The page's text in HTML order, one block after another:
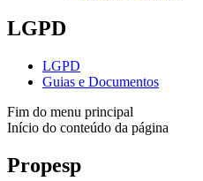
LGPD
LGPD
Guias e Documentos
Fim do menu principal
Início do conteúdo da página
Propesp